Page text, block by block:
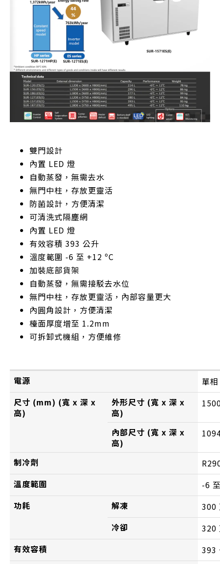
雙門設計
內置 LED 燈
自動蒸發，無需去水
無門中柱，存放更靈活
防菌設計，方便清潔
可清洗式隔塵網
內置 LED 燈
有效容積 393 公升
溫度範圍 -6 至 +12 ºC
加裝底部貨架
自動蒸發，無需接駁去水位
無門中柱，存放更靈活，內部容量更大
內圓角設計，方便清潔
檯面厚度增至 1.2mm
可拆卸式機組，方便維修
電源
單
尺寸 (mm) (寬 x 深 x
高)
外形尺寸 (寬 x 深 x
高)
內部尺寸 (寬 x 深 x
高)
制冷劑
溫度範圍
-6
功耗
解凍
300
冷卻
320
有效容積
393